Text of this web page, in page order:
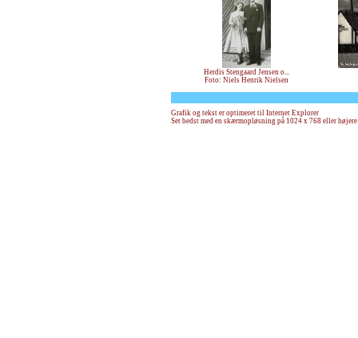
Herdis Stengaard Jensen o...
Foto: Niels Henrik Nielsen
Grafik og tekst er optimeret til Internet Explorer
Set bedst med en skærmopløsning på 1024 x 768 eller højere